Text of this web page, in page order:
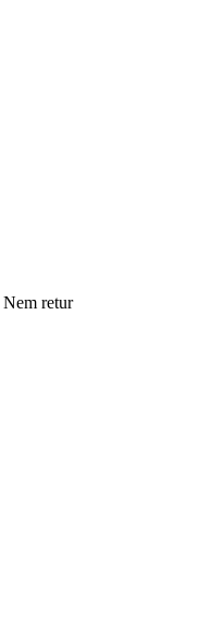
Nem retur